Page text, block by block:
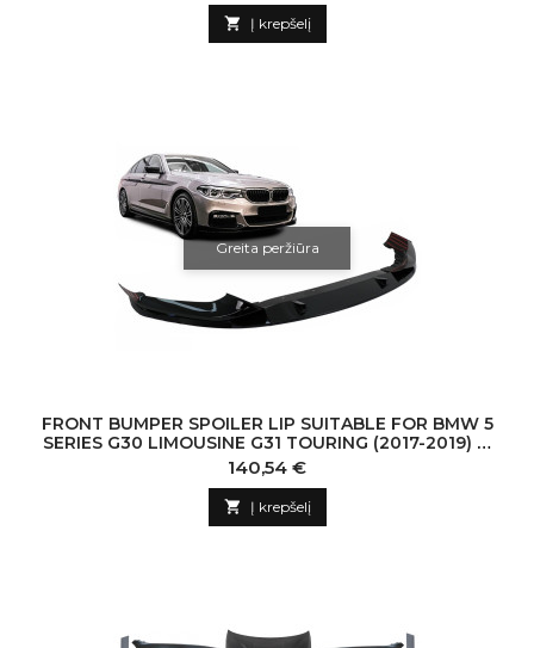
 Į krepšelį
Greita peržiūra
FRONT BUMPER SPOILER LIP SUITABLE FOR BMW 5
SERIES G30 LIMOUSINE G31 TOURING (2017-2019) M
SPORT DESIGN PIANO BLACK
Kaina
140,54 €
 Į krepšelį